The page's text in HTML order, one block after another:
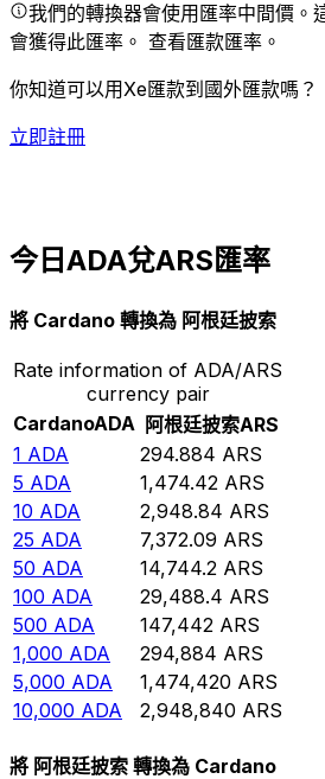
我們的轉換器會使用匯率中間價。
會獲得此匯率。 查看匯款匯率。
你知道可以用Xe匯款到國外匯款嗎？
立即註冊
今日ADA兌ARS匯率
將 Cardano 轉換為 阿根廷披索
Rate information of ADA/ARS
currency pair
CardanoADA 阿根廷披索ARS
1 ADA 294.884 ARS
5 ADA 1,474.42 ARS
10 ADA 2,948.84 ARS
25 ADA 7,372.09 ARS
50 ADA 14,744.2 ARS
100 ADA 29,488.4 ARS
500 ADA 147,442 ARS
1,000 ADA 294,884 ARS
5,000 ADA 1,474,420 ARS
10,000 ADA 2,948,840 ARS
將 阿根廷披索 轉換為 Cardano